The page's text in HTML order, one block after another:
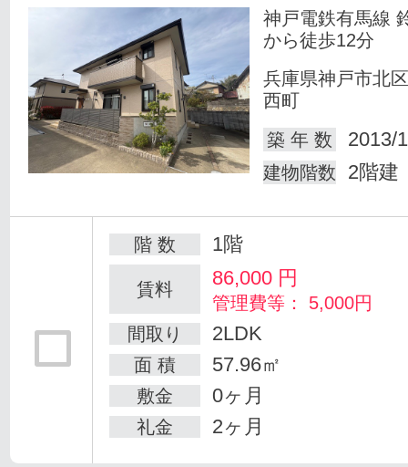
神戸電鉄有馬線
から徒歩12分
兵庫県神戸市北
西町
築 年 数
2013/
建物階数 2階建
階 数 1階
賃料 86,000 円
管理費等： 5,000円
間取り
2LDK
面 積 57.96㎡
敷金 0ヶ月
礼金 2ヶ月